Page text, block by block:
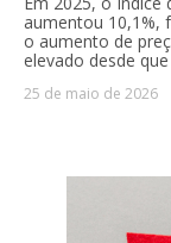
aumentou 10,1%,
o aumento de
elevado desde
25 de maio de 2026